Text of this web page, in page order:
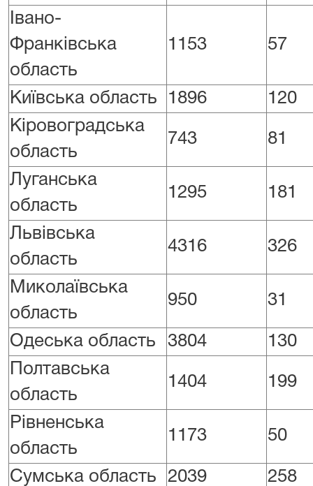
Івано-
Франківська
область
1153 57
Київська область 1896
120
Кіровоградська
область
743 81
Луганська
область
1295 181
Львівська
область
4316 326
Миколаївська
область
950 31
Одеська область 3804
130
Полтавська
область
1404 199
Рівненська
область
1173 50
Сумська область 2039
258